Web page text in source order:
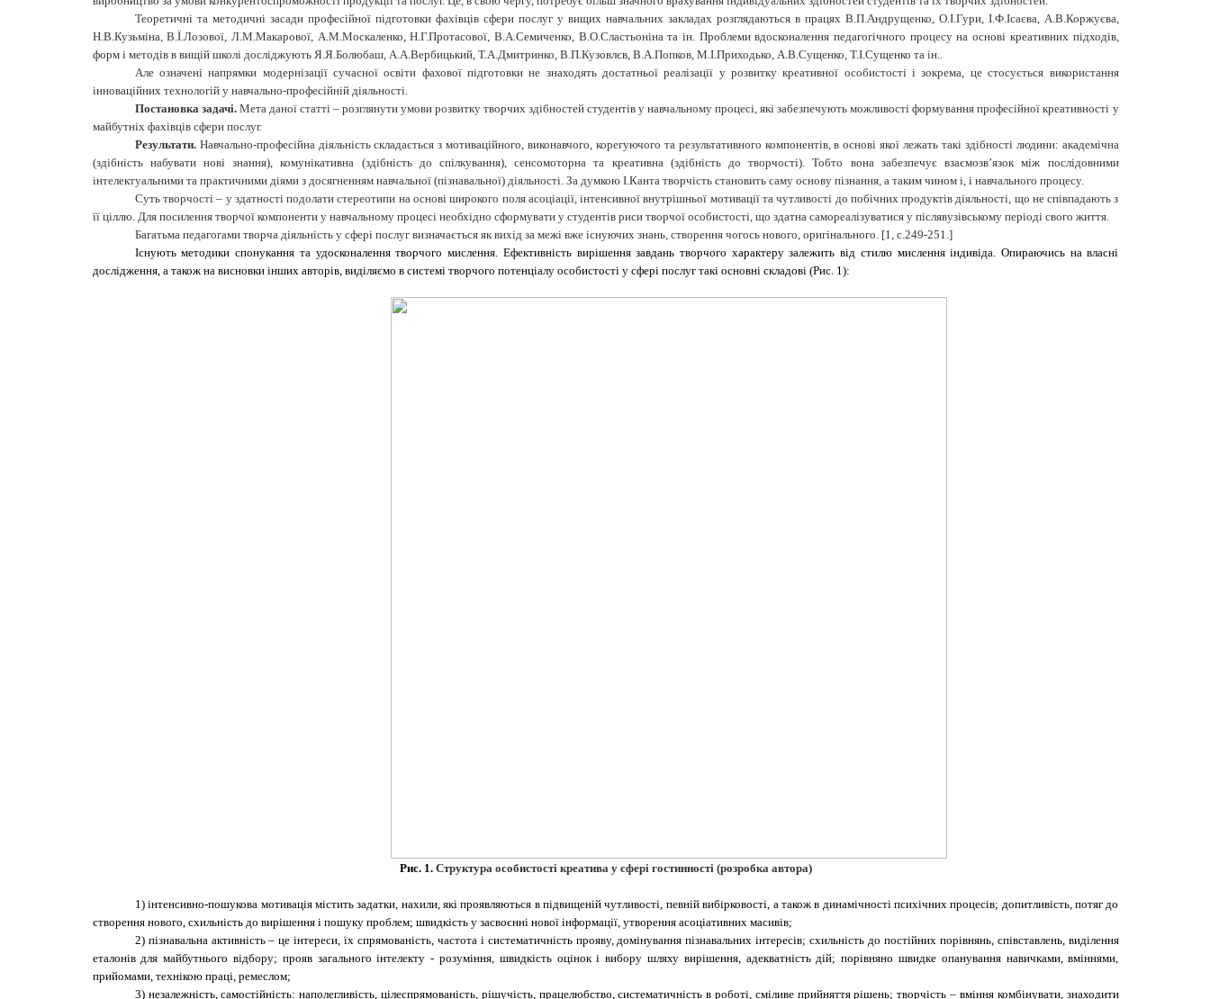
Теоретичні та методичні засади професійної підготовки фахівців сфери послуг у вищих навчальних закладах розглядаються в працях В.П.Андрущенко, О.І.Гури, І.Ф.Ісаєва, А.В.Коржуєва,
Н.В.Кузьміна, В.Ї.Лозової, Л.М.Макарової, А.М.Москаленко, Н.Г.Протасової, В.А.Семиченко, В.О.Сластьоніна та ін. Проблеми вдосконалення педагогічного процесу на основі креативних підходів,
форм і методів в вищій школі досліджують Я.Я.Болюбаш, А.А.Вербицький, Т.А.Дмитринко, В.П.Кузовлєв, В.А.Попков, М.І.Приходько, А.В.Сущенко, Т.І.Сущенко та ін..
Але означені напрямки модернізації сучасної освіти фахової підготовки не знаходять достатньої реалізації у розвитку креативної особистості і зокрема, це стосується використання
інноваційних технологій у навчально-професійній діяльності.
Постановка задачі.Мета даної статті – розглянути умови розвитку творчих здібностей студентів у навчальному процесі, які забезпечують можливості формування професійної креативності у
майбутніх фахівців сфери послуг.
Результати. Навчально-професійна діяльність складається з мотиваційного, виконавчого, корегуючого та результативного компонентів, в основі якої лежать такі здібності людини: академічна
(здібність набувати нові знання), комунікативна (здібність до спілкування), сенсомоторна та креативна (здібність до творчості). Тобто вона забезпечує взаємозв’язок між послідовними
інтелектуальними та практичними діями з досягненням навчальної (пізнавальної) діяльності. За думкою І.Канта творчість становить саму основу пізнання, а таким чином і, і навчального процесу.
Суть творчості – у здатності подолати стереотипи на основі широкого поля асоціації, інтенсивної внутрішньої мотивації та чутливості до побічних продуктів діяльності, що не співпадають з
її ціллю. Для посилення творчої компоненти у навчальному процесі необхідно сформувати у студентів риси творчої особистості, що здатна самореалізуватися у післявузівському періоді свого життя.
Багатьма педагогами творча діяльність у сфері послуг визначається як вихід за межі вже існуючих знань, створення чогось нового, оригінального. [1, с.249-251.]
Існують методики спонукання та удосконалення творчого мислення. Ефективність вирішення завдань творчого характеру залежить від стилю мислення індивіда. Опираючись на власні
дослідження, а також на висновки інших авторів, виділяємо в системі творчого потенціалу особистості у сфері послуг такі основні складові (Рис. 1):
Рис. 1. Структура особистості креатива у сфері гостинності (розробка автора)
1) інтенсивно-пошукова мотивація містить задатки, нахили, які проявляються в підвищеній чутливості, певній вибірковості, а також в динамічності психічних процесів; допитливість, потяг до
створення нового, схильність до вирішення і пошуку проблем; швидкість у засвоєнні нової інформації, утворення асоціативних масивів;
2) пізнавальна активність – це інтереси, їх спрямованість, частота і систематичність прояву, домінування пізнавальних інтересів; схильність до постійних порівнянь, співставлень, виділення
еталонів для майбутнього відбору; прояв загального інтелекту - розуміння, швидкість оцінок і вибору шляху вирішення, адекватність дій; порівняно швидке опанування навичками, вміннями,
прийомами, технікою праці, ремеслом;
3) незалежність, самостійність: наполегливість, цілеспрямованість, рішучість, працелюбство, систематичність в роботі, сміливе прийняття рішень; творчість – вміння комбінувати, знаходити